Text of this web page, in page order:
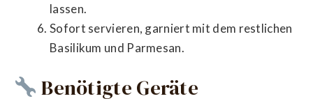
lassen.
Sofort servieren, garniert mit dem restlichen
Basilikum und Parmesan.
Benötigte Geräte